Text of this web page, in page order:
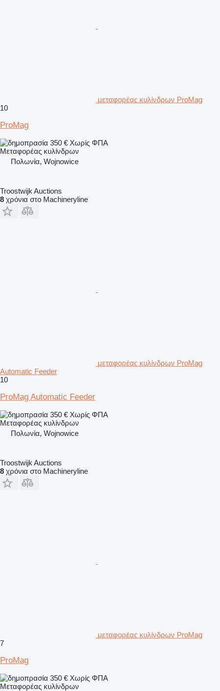
μεταφορέας κυλίνδρων ProMag
10
ProMag
350 € Χωρίς ΦΠΑ
Μεταφορέας κυλίνδρων
Πολωνία, Wojnowice
Troostwijk Auctions
8 χρόνια στο Machineryline
μεταφορέας κυλίνδρων ProMag
Automatic Feeder
10
ProMag Automatic Feeder
350 € Χωρίς ΦΠΑ
Μεταφορέας κυλίνδρων
Πολωνία, Wojnowice
Troostwijk Auctions
8 χρόνια στο Machineryline
μεταφορέας κυλίνδρων ProMag
7
ProMag
350 € Χωρίς ΦΠΑ
Μεταφορέας κυλίνδρων